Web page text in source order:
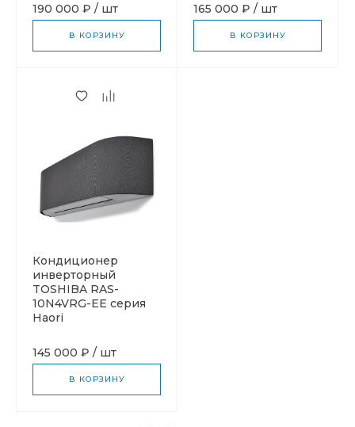
190 000 ₽ / шт
В КОРЗИНУ
165 000 ₽ / шт
В КОРЗИНУ
Кондиционер
инверторный
TOSHIBA RAS-
10N4VRG-EE серия
Haori
145 000 ₽ / шт
В КОРЗИНУ